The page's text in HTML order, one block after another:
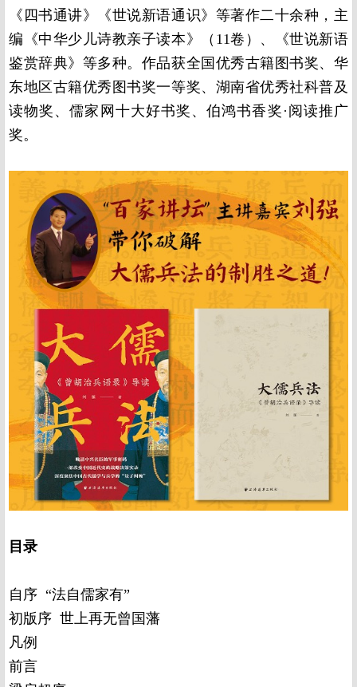
《四书通讲》《世说新语通识》等著作二十余种，主
编《中华少儿诗教亲子读本》（11卷）、《世说新语
鉴赏辞典》等多种。作品获全国优秀古籍图书奖、华
东地区古籍优秀图书奖一等奖、湖南省优秀社科普及
读物奖、儒家网十大好书奖、伯鸿书香奖·阅读推广
奖。
目录
自序 “法自儒家有”
初版序 世上再无曾国藩
凡例
前言